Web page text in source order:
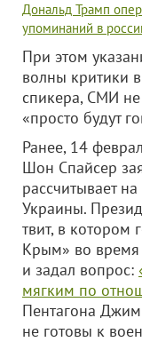
Дональд Трамп
упоминаний в
При этом
волны критики
спикера, СМИ не
«просто будут
Ранее, 14
Шон Спайсер
рассчитывает
Украины.
твит, в котором
Крым» во
и задал вопрос:
мягким по
Пентагона
не готовы к